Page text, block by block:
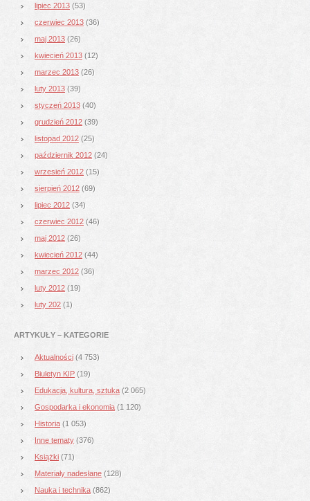
lipiec 2013 (53)
czerwiec 2013 (36)
maj 2013 (26)
kwiecień 2013 (12)
marzec 2013 (26)
luty 2013 (39)
styczeń 2013 (40)
grudzień 2012 (39)
listopad 2012 (25)
październik 2012 (24)
wrzesień 2012 (15)
sierpień 2012 (69)
lipiec 2012 (34)
czerwiec 2012 (46)
maj 2012 (26)
kwiecień 2012 (44)
marzec 2012 (36)
luty 2012 (19)
luty 202 (1)
ARTYKUŁY – KATEGORIE
Aktualności (4 753)
Biuletyn KIP (19)
Edukacja, kultura, sztuka (2 065)
Gospodarka i ekonomia (1 120)
Historia (1 053)
Inne tematy (376)
Książki (71)
Materiały nadesłane (128)
Nauka i technika (862)